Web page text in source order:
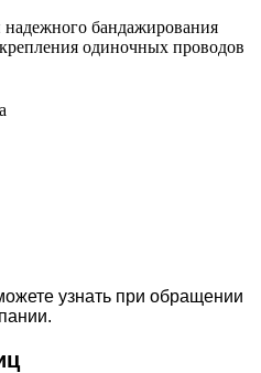
надежного бандажирования
одиночных проводов
узнать при обращении